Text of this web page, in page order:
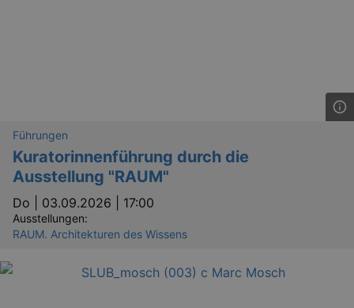
Führungen
Kuratorinnenführung durch die
Ausstellung "RAUM"
Do | 03.09.2026 | 17:00
Ausstellungen:
RAUM. Architekturen des Wissens